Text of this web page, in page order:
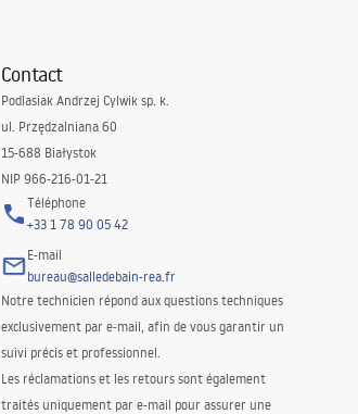
Contact
Podlasiak Andrzej Cylwik sp. k.
ul. Przędzalniana 60
15-688 Białystok
NIP 966-216-01-21
Téléphone
+33 1 78 90 05 42
E-mail
bureau@salledebain-rea.fr
Notre technicien répond aux questions techniques
exclusivement par e-mail, afin de vous garantir un
suivi précis et professionnel.
Les réclamations et les retours sont également
traités uniquement par e-mail pour assurer une